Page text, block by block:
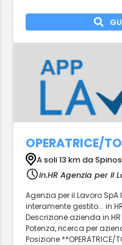
OPERATRICE/
A soli 13 km da
in.HR Agenzia per il
Agenzia per il Lavoro
interamente gestito...
Descrizione azienda
Potenza, ricerca per
Posizione **OPERATRICE/